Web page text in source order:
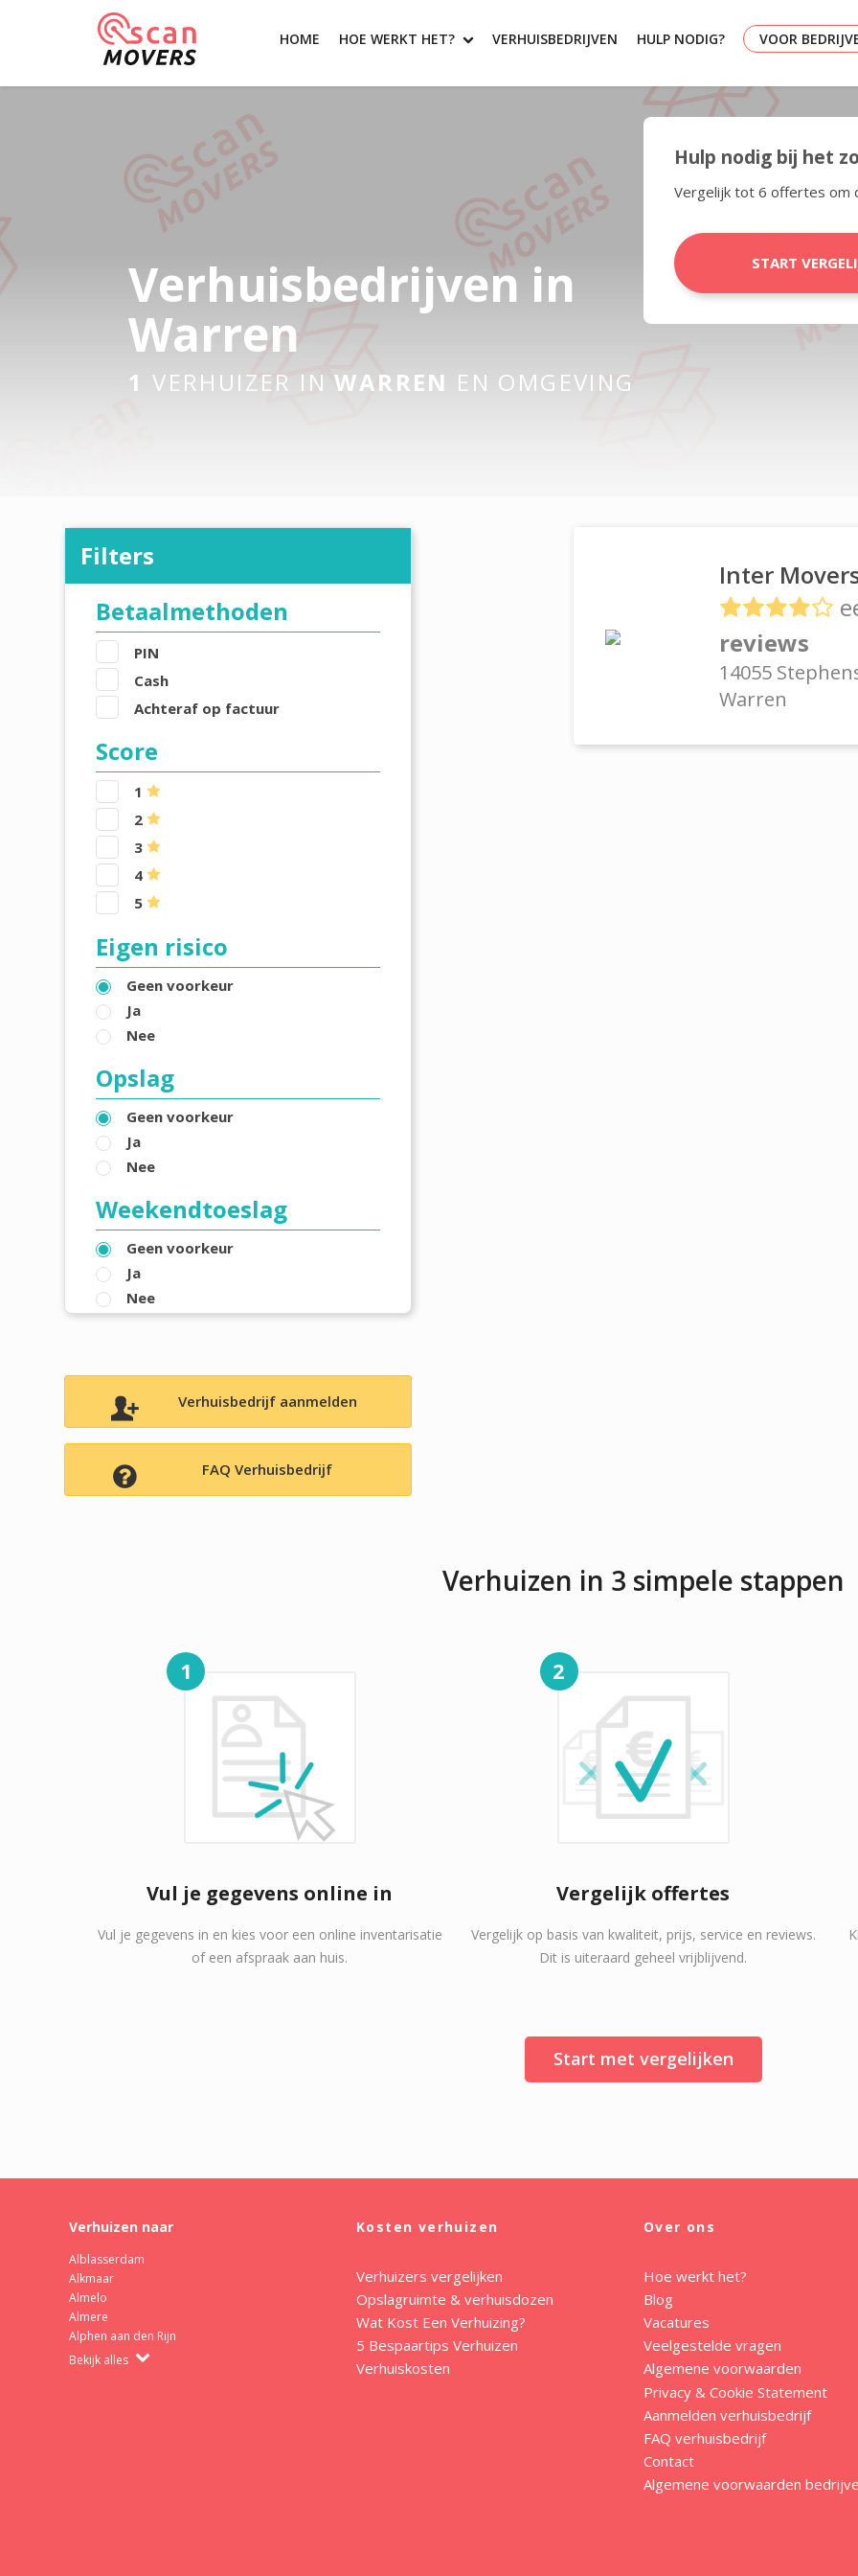
HOME HOE WERKT HET? VERHUISBEDRIJVEN HULP NODIG? VOOR
Verhuisbedrijven in
Warren
1 VERHUIZER INWARREN EN OMGEVING
Hulp nodig bij het
Vergelijk tot 6 offertes om
START
Filters
Betaalmethoden
PIN
Cash
Achteraf op factuur
Score
1
2
3
4
5
Eigen risico
Geen voorkeur
Ja
Nee
Opslag
Geen voorkeur
Ja
Nee
Weekendtoeslag
Geen voorkeur
Ja
Nee
Verhuisbedrijf aanmelden
FAQ Verhuisbedrijf
Inter
reviews
14055
Warren
Verhuizen in 3 simpele stappen
1
Vul je gegevens online in
Vul je gegevens in en kies voor een online inventarisatie
of een afspraak aan huis.
2
Vergelijk offertes
Vergelijk op basis van kwaliteit, prijs, service en reviews.
Dit is uiteraard geheel vrijblijvend.
Start met vergelijken
Verhuizen naar
Alblasserdam
Alkmaar
Almelo
Almere
Alphen aan den Rijn
Bekijk alles
Kosten verhuizen
Verhuizers vergelijken
Opslagruimte & verhuisdozen
Wat Kost Een Verhuizing?
5 Bespaartips Verhuizen
Verhuiskosten
Over ons
Hoe werkt het?
Blog
Vacatures
Veelgestelde vragen
Algemene voorwaarden
Privacy & Cookie Statement
Aanmelden verhuisbedrijf
FAQ verhuisbedrijf
Contact
Algemene voorwaarden